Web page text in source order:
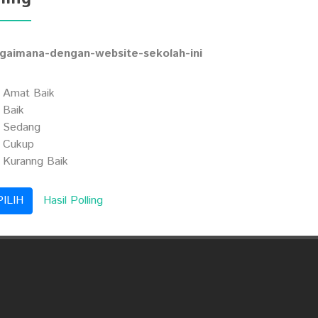
dengan-website-sekolah-ini
Baik
Baik
Hasil Polling